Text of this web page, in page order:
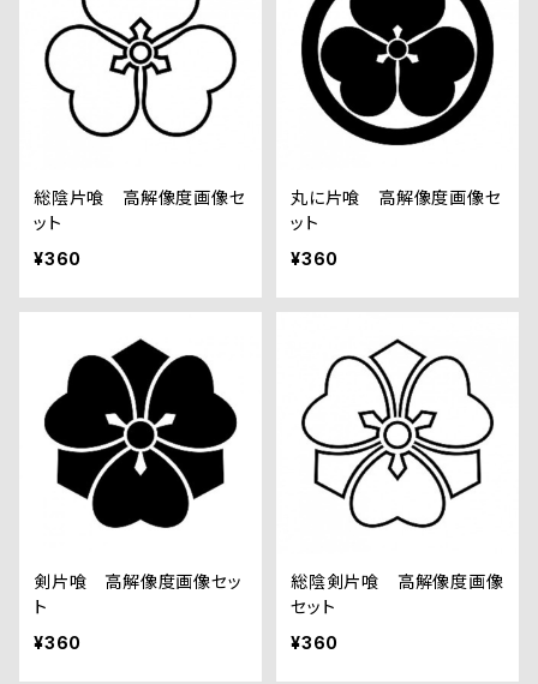
総陰片喰 高解像度画像セ
ット
¥360
丸に片喰 高解像度画像セ
ット
¥360
剣片喰 高解像度画像セッ
ト
¥360
総陰剣片喰 高解像度画像
セット
¥360